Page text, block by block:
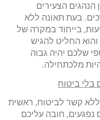
הנהגים הצעירים
בעת תאונה ללא
בייחוד במקרה של
החליט להגיש
שלכם יהיה גבוה
מלכתחילה.
בלי ביטוח
קשר לביטוח, ראשית
נפגעים, חובה עליכם